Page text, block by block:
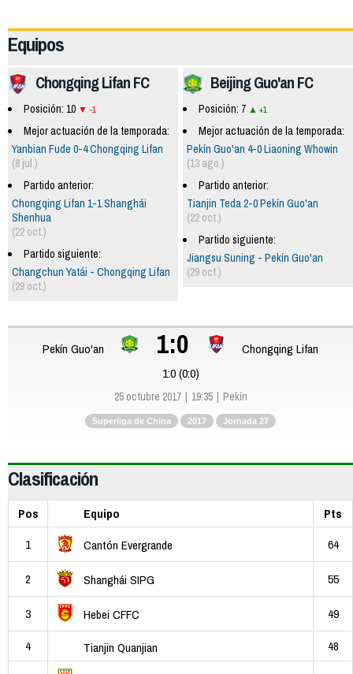
Equipos
Beijing Guo'an FC
Posición: 7 +1
Mejor actuación de la temporada:
Pekín Guo'an 4-0 Liaoning Whowin
(13 ago.)
Partido anterior:
Tianjin Teda 2-0 Pekín Guo'an
(22 oct.)
Partido siguiente:
Jiangsu Suning - Pekín Guo'an
(29 oct.)
Chongqing Lifan FC
Posición: 10 -1
Mejor actuación de la temporada:
Yanbian Fude 0-4 Chongqing Lifan
(8 jul.)
Partido anterior:
Chongqing Lifan 1-1 Shanghái
Shenhua
(22 oct.)
Partido siguiente:
Changchun Yatái - Chongqing Lifan
(29 oct.)
Pekín Guo'an 1:0
Chongqing Lifan
1:0 (0:0)
25 octubre 2017 19:35 Pekín
Superliga de China 2017 Jornada 27
Clasificación
Pos Equipo
Pts
1
Cantón Evergrande 64
2 Shanghái SIPG 55
3 Hebei CFFC
49
4
Tianjin Quanjian
48